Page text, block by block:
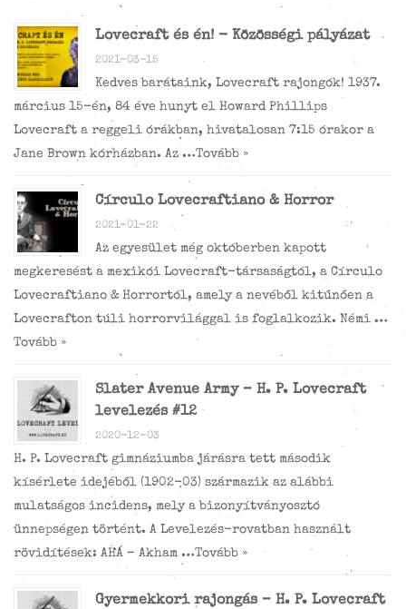
Lovecraft és én! - Közösségi pályázat
2021-03-15
Kedves barátaink, Lovecraft rajongók! 1937.
március 15-én, 84 éve hunyt el Howard Phillips
Lovecraft a reggeli órákban, hivatalosan 7:15 órakor a
Jane Brown kórházban. Az …Tovább »
Círculo Lovecraftiano & Horror
2021-01-22
Az egyesület még októberben kapott
megkeresést a mexikói Lovecraft-társaságtól, a Círculo
Lovecraftiano & Horrortól, amely a nevéből kitűnően a
Lovecrafton túli horrorvilággal is foglalkozik. Némi …
Tovább »
Slater Avenue Army – H. P. Lovecraft
levelezés #12
2020-12-03
H. P. Lovecraft gimnáziumba járásra tett második
kísérlete idejéből (1902-03) származik az alábbi
mulatságos incidens, mely a bizonyítványosztó
ünnepségen történt. A Levelezés-rovatban használt
rövidítések: AHÁ – Akham …Tovább »
Gyermekkori rajongás – H. P. Lovecraft